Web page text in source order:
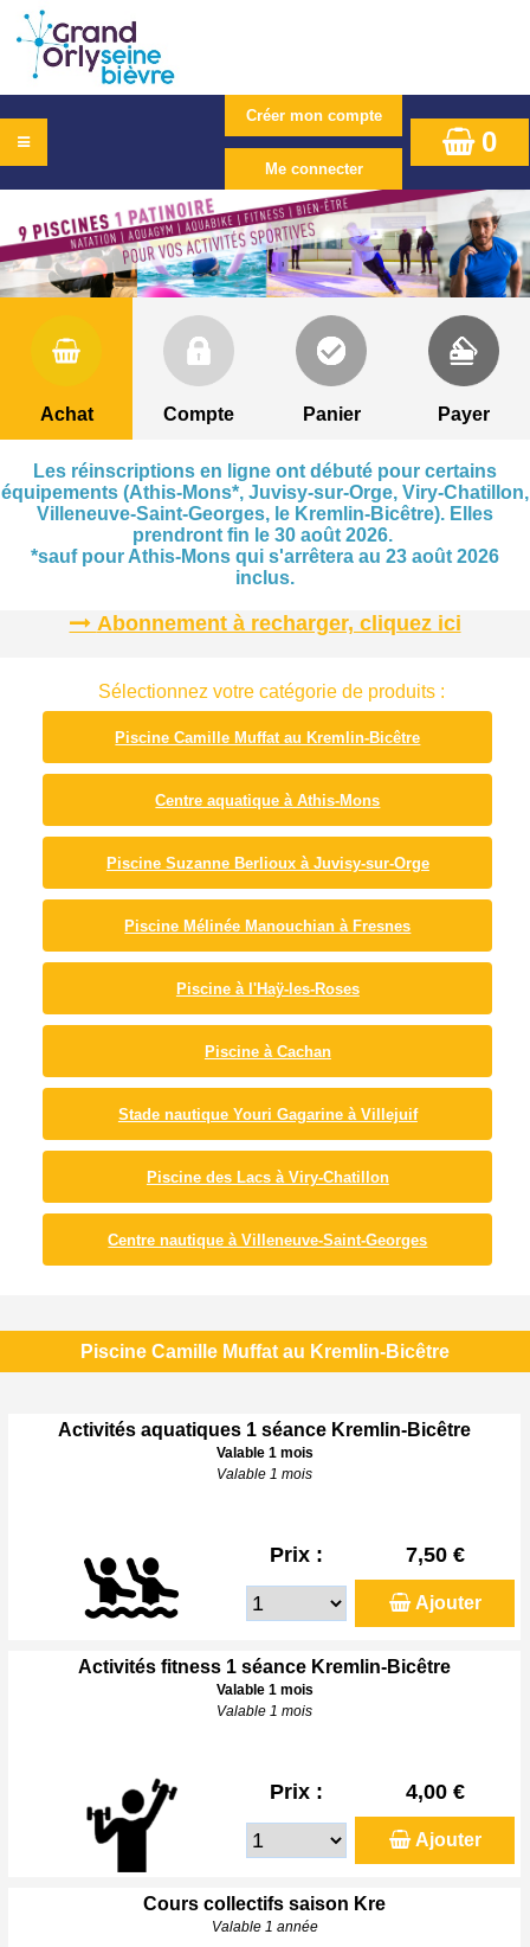
0
Achat Compte Panier Payer
Les réinscriptions en ligne ont débuté pour certains
équipements (Athis-Mons*, Juvisy-sur-Orge, Viry-Chatillon,
Villeneuve-Saint-Georges, le Kremlin-Bicêtre). Elles
prendront fin le 30 août 2026.
*sauf pour Athis-Mons qui s'arrêtera au 23 août 2026
inclus.
Abonnement à recharger, cliquez ici
Sélectionnez votre catégorie de produits :
Piscine Camille Muffat au Kremlin-Bicêtre
Centre aquatique à Athis-Mons
Piscine Suzanne Berlioux à Juvisy-sur-Orge
Piscine Mélinée Manouchian à Fresnes
Piscine à l'Haÿ-les-Roses
Piscine à Cachan
Stade nautique Youri Gagarine à Villejuif
Piscine des Lacs à Viry-Chatillon
Centre nautique à Villeneuve-Saint-Georges
Piscine Camille Muffat au Kremlin-Bicêtre
Activités aquatiques 1 séance Kremlin-Bicêtre
Valable 1 mois
Valable 1 mois
Prix : 7,50 €
Ajouter
Activités fitness 1 séance Kremlin-Bicêtre
Valable 1 mois
Valable 1 mois
Prix : 4,00 €
Ajouter
Cours collectifs saison Kre
Valable 1 année